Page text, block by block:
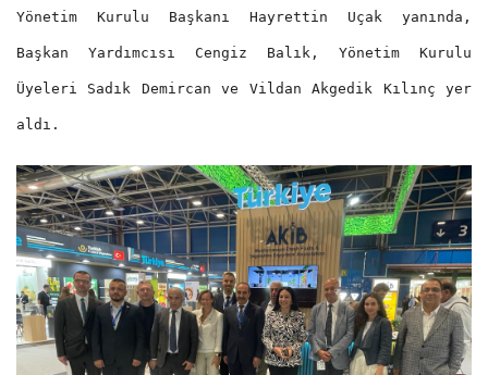
Yönetim Kurulu Başkanı Hayrettin Uçak yanında,
Başkan Yardımcısı Cengiz Balık, Yönetim Kurulu
Üyeleri Sadık Demircan ve Vildan Akgedik Kılınç yer
aldı.